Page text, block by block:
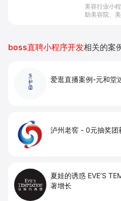
美容行业小
助美容院、
boss直聘小程序开发相关的案
爱逛直播案例-元和堂
泸州老窖 - 0元抽奖
夏娃的诱惑 EVE’S
著增长